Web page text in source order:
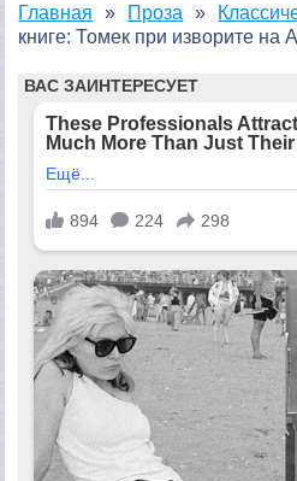
Главная Проза
книге: Томек при изворите на